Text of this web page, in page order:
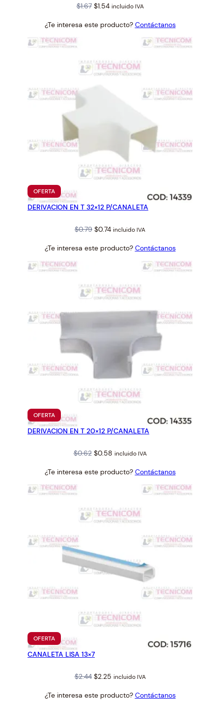
$1.67 Original
was:
$1.54Current
is:
incluido IVA
¿Te interesa este producto? Contáctanos
OFERTAPRODUCTO
EN
OFERTA
DERIVACION EN T 32×12 P/CANALETA
$0.79 Original
was:
$0.74Current
is:
incluido IVA
¿Te interesa este producto? Contáctanos
OFERTAPRODUCTO
EN
OFERTA
DERIVACION EN T 20×12 P/CANALETA
$0.62 Original
was:
$0.58Current
is:
incluido IVA
¿Te interesa este producto? Contáctanos
OFERTAPRODUCTO
EN
OFERTA
CANALETA LISA 13×7
$2.44 Original
was:
$2.25Current
is:
incluido IVA
¿Te interesa este producto? Contáctanos